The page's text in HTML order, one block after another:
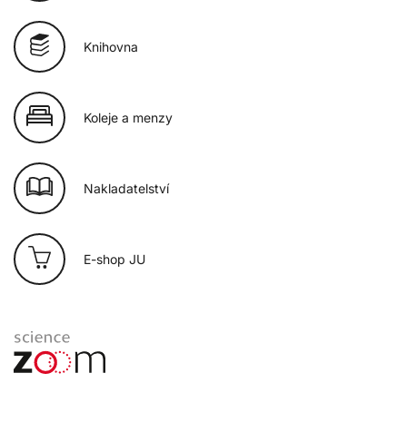
Knihovna
Koleje a menzy
Nakladatelství
E-shop JU